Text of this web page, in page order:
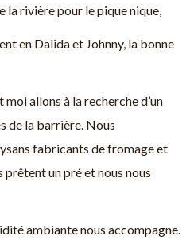
la rivière pour le pique nique,
en Dalida et Johnny, la bonne
allons à la recherche d’un
de la barrière. Nous
fabricants de fromage et
prêtent un pré et nous nous
ambiante nous accompagne.